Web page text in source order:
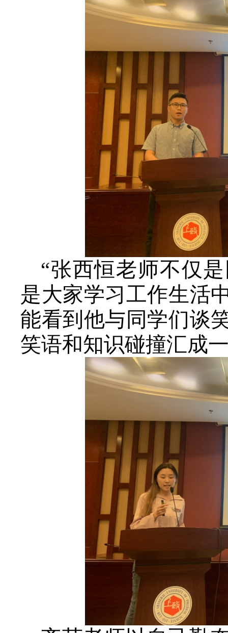
“张西恒老师不仅
是大家学习工作生活
能看到他与同学们谈
笑语和知识碰撞汇成